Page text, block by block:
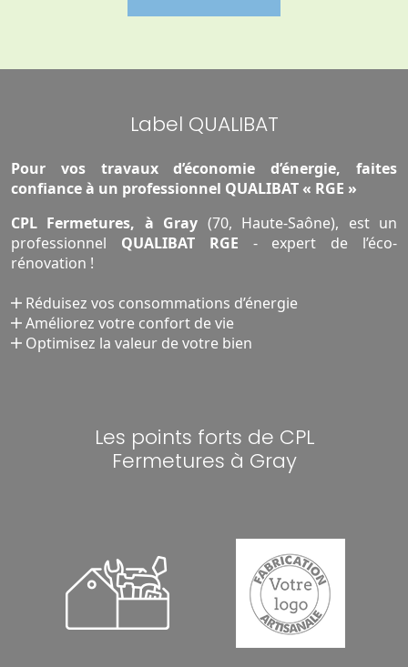
Label QUALIBAT
Pour vos travaux d’économie d’énergie, faites
confiance à un professionnel QUALIBAT « RGE »
CPL Fermetures, à Gray (70, Haute-Saône), est un
professionnel QUALIBAT RGE - expert de l’éco-
rénovation !
Réduisez vos consommations d’énergie
Améliorez votre confort de vie
Optimisez la valeur de votre bien
Les points forts de CPL
Fermetures à Gray